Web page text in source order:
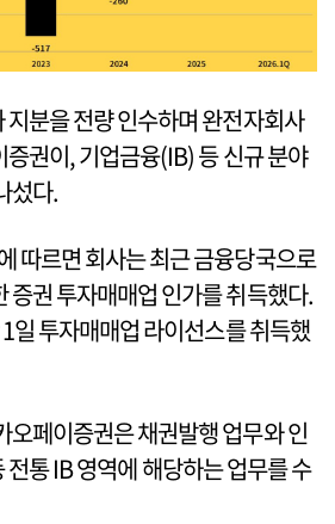
분을 전량 인수하며 완전자회사
권이, 기업금융(IB) 등 신규 분야
섰다.
따르면 회사는 최근 금융당국으로
증권 투자매매업 인가를 취득했다.
일 투자매매업 라이선스를 취득했
오페이증권은 채권발행 업무와 인
통 IB 영역에 해당하는 업무를 수